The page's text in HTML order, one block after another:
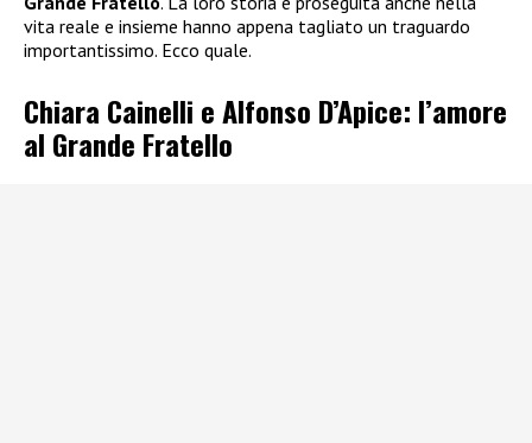
vita reale e insieme hanno appena tagliato un traguardo
importantissimo. Ecco quale.
Chiara Cainelli e Alfonso D’Apice: l’amore
al Grande Fratello